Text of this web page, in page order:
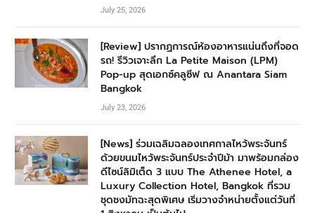
July 25, 2026
[Review] ปรากฏการณ์ห้องอาหารแน่นถึงที่จอด
รถ! รีวิวเจาะลึก La Petite Maison (LPM)
Pop-up สุดเอกซ์คลูซีฟ ณ Anantara Siam
Bangkok
July 23, 2026
[News] ร่วมเฉลิมฉลองเทศกาลไหว้พระจันทร์
ด้วยขนมไหว้พระจันทร์ประจำปีม้า มาพร้อมกล่อง
ดีไซน์ลิมิเต็ด 3 แบบ The Athenee Hotel, a
Luxury Collection Hotel, Bangkok ที่รวม
ชุดชงมัทฉะสุดพิเศษ เริ่มวางจำหน่ายตั้งแต่วันที่